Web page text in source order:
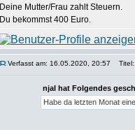
Deine Mutter/Frau zahlt Steuern.
Du bekommst 400 Euro.
Verfasst am: 16.05.2020, 20:57 Titel:
njal hat Folgendes
Habe da letzten Monat